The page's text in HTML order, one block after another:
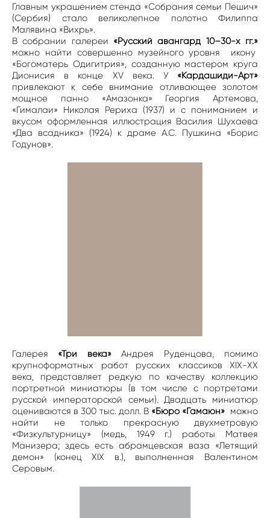
Главным украшением стенда «Собрания семьи Пешич»
(Сербия) стало великолепное полотно Филиппа
Малявина «Вихрь».
В собрании галереи «Русский авангард 10–30-х гг.»
можно найти совершенно музейного уровня икону
«Богоматерь Одигитрия», созданную мастером круга
Дионисия в конце XV века. У «Кардашиди-Арт»
привлекают к себе внимание отливающее золотом
мощное панно «Амазонка» Георгия Артемова,
«Гималаи» Николая Рериха (1937) и с пониманием и
вкусом оформленная иллюстрация Василия Шухаева
«Два всадника» (1924) к драме А.С. Пушкина «Борис
Годунов».
Галерея «Три века» Андрея Руденцова, помимо
крупноформатных работ русских классиков XIX-ХХ
века, представляет редкую по качеству коллекцию
портретной миниатюры (в том числе с портретами
русской императорской семьи). Двадцать миниатюр
оцениваются в 300 тыс. долл. В «Бюро «Гамаюн» можно
найти не только прекрасную двухметровую
«Физкультурницу» (медь, 1949 г.) работы Матвея
Манизера; здесь есть абрамцевская ваза «Летящий
демон» (конец XIX в.), выполненная Валентином
Серовым.